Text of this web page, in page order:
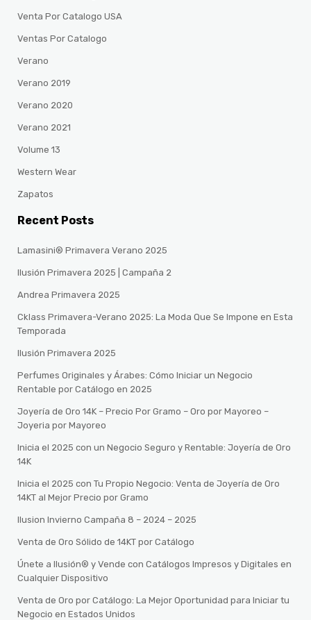
Venta Por Catalogo USA
Ventas Por Catalogo
Verano
Verano 2019
Verano 2020
Verano 2021
Volume 13
Western Wear
Zapatos
Recent Posts
Lamasini® Primavera Verano 2025
Ilusión Primavera 2025 | Campaña 2
Andrea Primavera 2025
Cklass Primavera-Verano 2025: La Moda Que Se Impone en Esta
Temporada
Ilusión Primavera 2025
Perfumes Originales y Árabes: Cómo Iniciar un Negocio
Rentable por Catálogo en 2025
Joyería de Oro 14K – Precio Por Gramo – Oro por Mayoreo –
Joyeria por Mayoreo
Inicia el 2025 con un Negocio Seguro y Rentable: Joyería de Oro
14K
Inicia el 2025 con Tu Propio Negocio: Venta de Joyería de Oro
14KT al Mejor Precio por Gramo
Ilusion Invierno Campaña 8 – 2024 – 2025
Venta de Oro Sólido de 14KT por Catálogo
Únete a Ilusión® y Vende con Catálogos Impresos y Digitales en
Cualquier Dispositivo
Venta de Oro por Catálogo: La Mejor Oportunidad para Iniciar tu
Negocio en Estados Unidos